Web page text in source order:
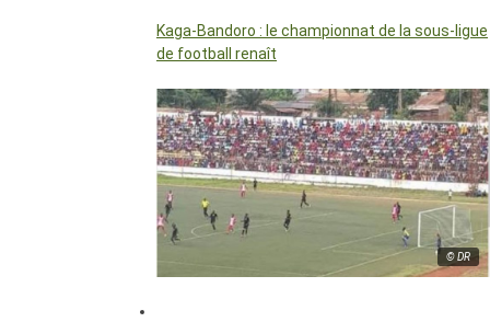
Kaga-Bandoro : le championnat de la sous-ligue
de football renaît
© DR